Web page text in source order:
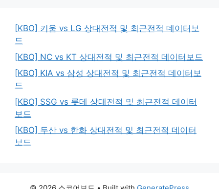
[KBO] 키움 vs LG 상대전적 및 최근전적 데이터보
드
[KBO] NC vs KT 상대전적 및 최근전적 데이터보드
[KBO] KIA vs 삼성 상대전적 및 최근전적 데이터보
드
[KBO] SSG vs 롯데 상대전적 및 최근전적 데이터
보드
[KBO] 두산 vs 한화 상대전적 및 최근전적 데이터
보드